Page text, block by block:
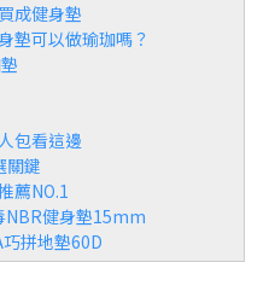
成健身墊
墊可以做瑜珈嗎？
包看這邊
關鍵
薦NO.1
健身墊15mm
拼地墊60D